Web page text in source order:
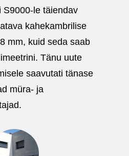
S9000-le täiendav
kahekambrilise
mm, kuid seda saab
Tänu uute
saavutati tänase
müra- ja